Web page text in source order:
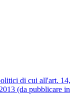
di cui all'art. 14,
(da pubblicare in